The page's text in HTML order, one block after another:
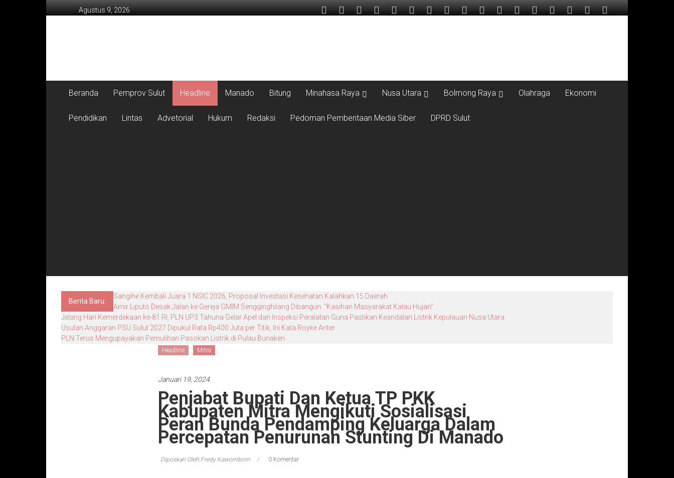
ke
Agustus 9, 2026
Beranda Pemprov Sulut Headline Manado Bitung Minahasa Raya Nusa Utara Bolmong Raya Olahraga Ekonomi
Pendidikan Lintas Advetorial Hukum Redaksi Pedoman Pemberitaan Media Siber DPRD Sulut
Berita Baru:
Sangihe Kembali Juara 1 NSIC 2026, Proposal Investasi Kesehatan Kalahkan 15 Daerah
Amir Liputo Desak Jalan ke Gereja GMIM Sengginghilang Dibangun: “Kasihan Masyarakat Kalau Hujan”
Jelang Hari Kemerdekaan ke-81 RI, PLN UP3 Tahuna Gelar Apel dan Inspeksi Peralatan Guna Pastikan Keandalan Listrik Kepulauan Nusa Utara
Usulan Anggaran PSU Sulut 2027 Dipukul Rata Rp400 Juta per Titik, Ini Kata Royke Anter
PLN Terus Mengupayakan Pemulihan Pasokan Listrik di Pulau Bunaken
Headline Mitra
Januari 19, 2024
Penjabat Bupati Dan Ketua TP PKK
Kabupaten Mitra Mengikuti Sosialisasi
Peran Bunda Pendamping Keluarga Dalam
Percepatan Penurunan Stunting Di Manado
Diposkan Oleh:Fredy Kawombom 0 Komentar